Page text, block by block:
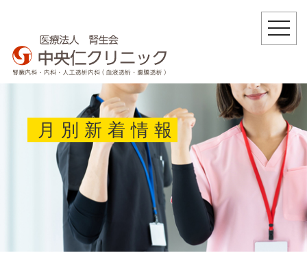
月別新着情報